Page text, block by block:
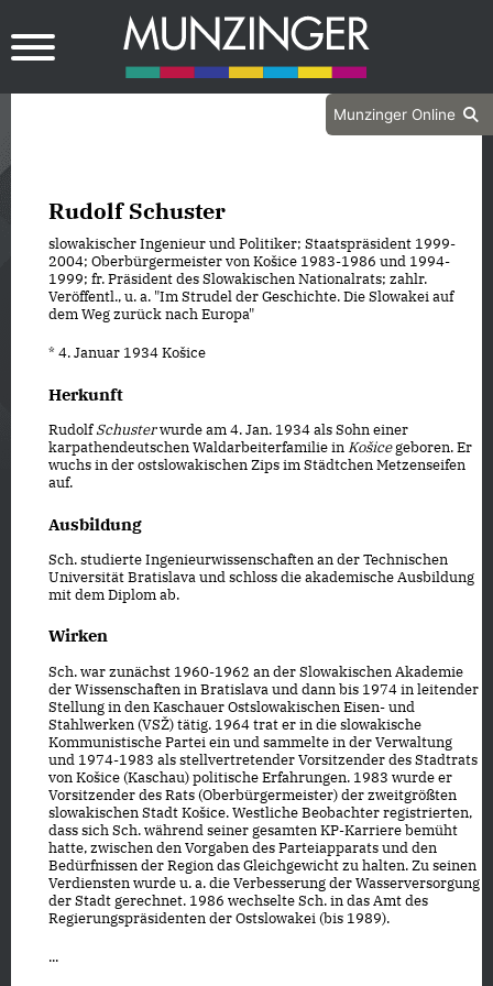
Munzinger Online
Rudolf Schuster
slowakischer Ingenieur und Politiker; Staatspräsident 1999-
2004; Oberbürgermeister von Košice 1983-1986 und 1994-
1999; fr. Präsident des Slowakischen Nationalrats; zahlr.
Veröffentl., u. a. "Im Strudel der Geschichte. Die Slowakei auf
dem Weg zurück nach Europa"
* 4. Januar 1934 Košice
Herkunft
RudolfSchusterwurde am 4. Jan. 1934 als Sohn einer
karpathendeutschen Waldarbeiterfamilie inKošicegeboren. Er
wuchs in der ostslowakischen Zips im Städtchen Metzenseifen
auf.
Ausbildung
Sch. studierte Ingenieurwissenschaften an der Technischen
Universität Bratislava und schloss die akademische Ausbildung
mit dem Diplom ab.
Wirken
Sch. war zunächst 1960-1962 an der Slowakischen Akademie
der Wissenschaften in Bratislava und dann bis 1974 in leitender
Stellung in den Kaschauer Ostslowakischen Eisen- und
Stahlwerken (VSŽ) tätig. 1964 trat er in die slowakische
Kommunistische Partei ein und sammelte in der Verwaltung
und 1974-1983 als stellvertretender Vorsitzender des Stadtrats
von Košice (Kaschau) politische Erfahrungen. 1983 wurde er
Vorsitzender des Rats (Oberbürgermeister) der zweitgrößten
slowakischen Stadt Košice. Westliche Beobachter registrierten,
dass sich Sch. während seiner gesamten KP-Karriere bemüht
hatte, zwischen den Vorgaben des Parteiapparats und den
Bedürfnissen der Region das Gleichgewicht zu halten. Zu seinen
Verdiensten wurde u. a. die Verbesserung der Wasserversorgung
der Stadt gerechnet. 1986 wechselte Sch. in das Amt des
Regierungspräsidenten der Ostslowakei (bis 1989).
...